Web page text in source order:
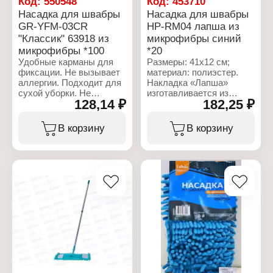
Размер насадки: 43х12
см
Тип уборки: сухая и
влажная уборка
Цвет: серый
Насадка для швабры
GR-YFM-03CR
"Классик" 63918 из
микрофибры *100
Удобные карманы для
фиксации. Не вызывает
аллергии. Подходит для
сухой уборки. Не
оставляет ворс и
Характеристики:
Модель: GR-YFM-03CR
Применение: для
плоской швабры
Материал: микрофибра
Способ крепления
насадки: 2 кармана
128,14 ₽
В корзину
Насадка для швабры
HP-RM04 лапша из
микрофибры синий
*20
Размеры: 41х12 см;
материал: полиэстер.
Накладка «Лапша»
изготавливается из
плотной микрофибры,
великолепной
впитываемостью. При
исключает вероятность
механического
повреждения напольного
покрытия.
Предназначена для
уборки любого вида
твердых напольных
покрытий керамической
плитки и ламината,
паркета или линолеума.
В сухом виде накладка
182,25 ₽
В корзину